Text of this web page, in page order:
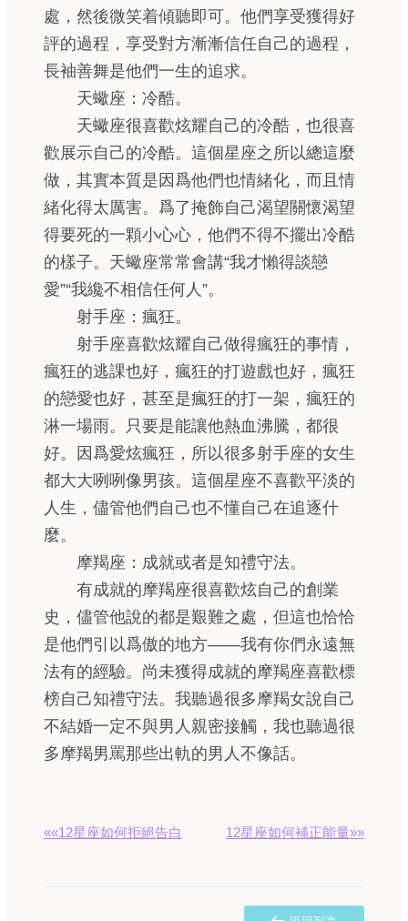
處，然後微笑着傾聽即可。他們享受獲得好
評的過程，享受對方漸漸信任自己的過程，
長袖善舞是他們一生的追求。
天蠍座：冷酷。
天蠍座很喜歡炫耀自己的冷酷，也很喜
歡展示自己的冷酷。這個星座之所以總這麼
做，其實本質是因爲他們也情緒化，而且情
緒化得太厲害。爲了掩飾自己渴望關懷渴望
得要死的一顆小心心，他們不得不擺出冷酷
的樣子。天蠍座常常會講“我才懶得談戀
愛”“我纔不相信任何人”。
射手座：瘋狂。
射手座喜歡炫耀自己做得瘋狂的事情，
瘋狂的逃課也好，瘋狂的打遊戲也好，瘋狂
的戀愛也好，甚至是瘋狂的打一架，瘋狂的
淋一場雨。只要是能讓他熱血沸騰，都很
好。因爲愛炫瘋狂，所以很多射手座的女生
都大大咧咧像男孩。這個星座不喜歡平淡的
人生，儘管他們自己也不懂自己在追逐什
麼。
摩羯座：成就或者是知禮守法。
有成就的摩羯座很喜歡炫自己的創業
史，儘管他說的都是艱難之處，但這也恰恰
是他們引以爲傲的地方——我有你們永遠無
法有的經驗。尚未獲得成就的摩羯座喜歡標
榜自己知禮守法。我聽過很多摩羯女說自己
不結婚一定不與男人親密接觸，我也聽過很
多摩羯男罵那些出軌的男人不像話。
««12星座如何拒絕告白 12星座如何補正能量»»